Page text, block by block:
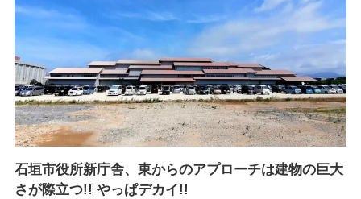
石垣市役所新庁舎、東からのアプローチは建物の巨大
さが際立つ!! やっぱデカイ!!